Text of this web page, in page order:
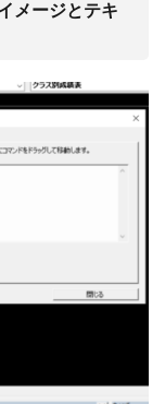
メージとテキ